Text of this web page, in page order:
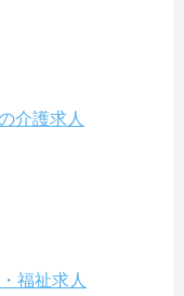
介護求人
福祉求人